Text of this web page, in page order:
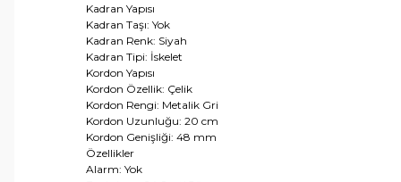
Kadran Yapısı
Kadran Taşı: Yok
Kadran Renk: Siyah
Kadran Tipi: İskelet
Kordon Yapısı
Kordon Özellik: Çelik
Kordon Rengi: Metalik Gri
Kordon Uzunluğu: 20 cm
Kordon Genişliği: 48 mm
Özellikler
Alarm: Yok